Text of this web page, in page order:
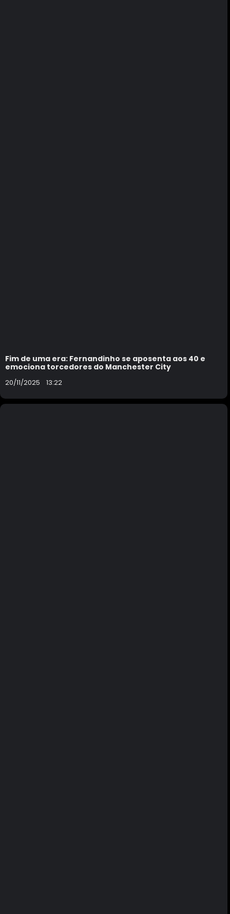
Fim de uma era: Fernandinho se aposenta aos 40 e
emociona torcedores do Manchester City
20/11/2025 13:22